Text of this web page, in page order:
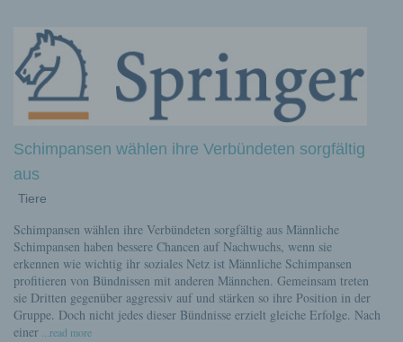
Schimpansen wählen ihre Verbündeten sorgfältig
aus
Tiere
Schimpansen wählen ihre Verbündeten sorgfältig aus Männliche
Schimpansen haben bessere Chancen auf Nachwuchs, wenn sie
erkennen wie wichtig ihr soziales Netz ist Männliche Schimpansen
profitieren von Bündnissen mit anderen Männchen. Gemeinsam treten
sie Dritten gegenüber aggressiv auf und stärken so ihre Position in der
Gruppe. Doch nicht jedes dieser Bündnisse erzielt gleiche Erfolge. Nach
einer ...read more